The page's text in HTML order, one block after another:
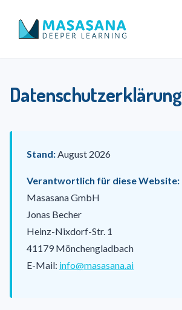
Masasana
Datenschutzerklärung
Stand:August 2026
Verantwortlich für diese Website:
Masasana GmbH
Jonas Becher
Heinz-Nixdorf-Str. 1
41179 Mönchengladbach
E-Mail: info@masasana.ai